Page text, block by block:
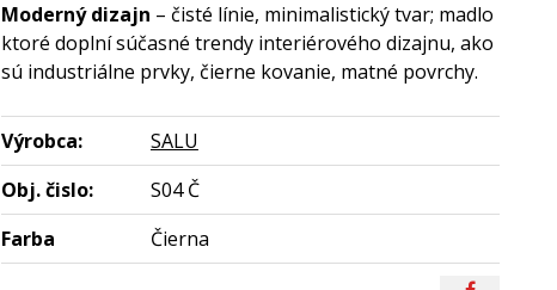
Moderný dizajn – čisté línie, minimalistický tvar; madlo
ktoré doplní súčasné trendy interiérového dizajnu, ako
sú industriálne prvky, čierne kovanie, matné povrchy.
Výrobca:
SALU
Obj. čislo:
S04 Č
Farba
Čierna